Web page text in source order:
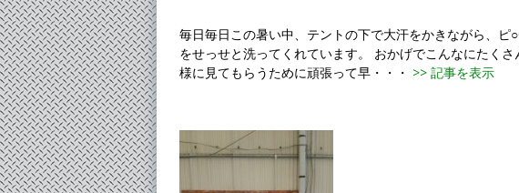
毎日毎日この暑い中、テントの下で大汗をかきながら、ピ
をせっせと洗ってくれています。 おかげでこんなにたく
様に見てもらうために頑張って早・・・ >> 記事を表示